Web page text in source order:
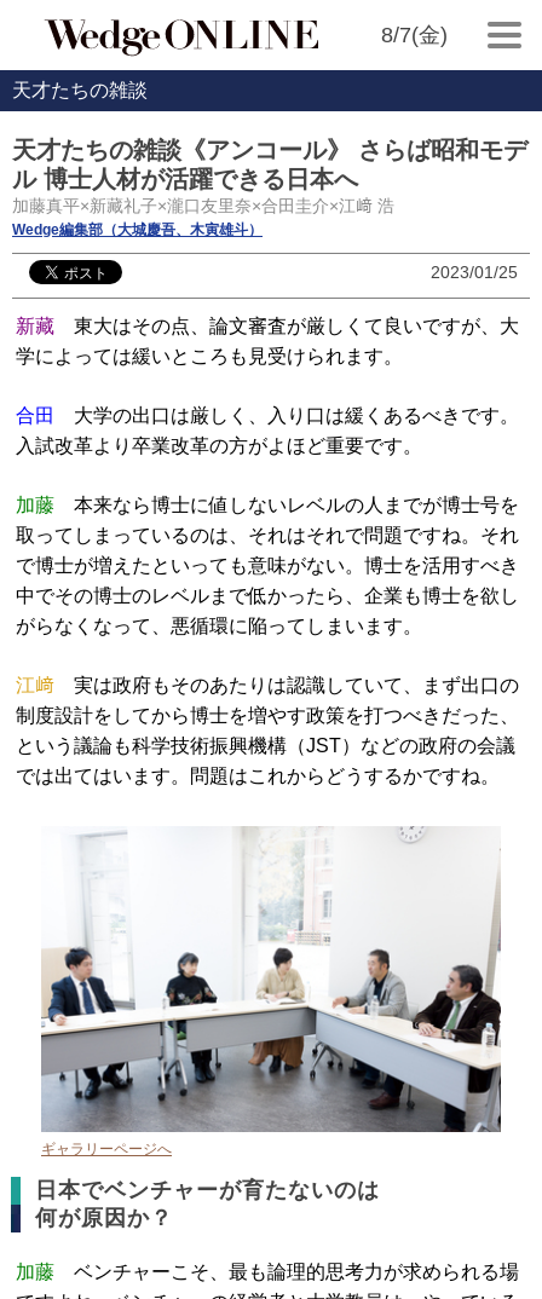
8/7(金)
天才たちの雑談
天才たちの雑談《アンコール》 さらば昭和モデ
ル 博士人材が活躍できる日本へ
加藤真平×新藏礼子×瀧口友里奈×合田圭介×江﨑 浩
Wedge編集部（大城慶吾、木寅雄斗）
2023/01/25
新藏 東大はその点、論文審査が厳しくて良いですが、大
学によっては緩いところも見受けられます。
合田
大学の出口は厳しく、入り口は緩くあるべきです。
入試改革より卒業改革の方がよほど重要です。
加藤 本来なら博士に値しないレベルの人までが博士号を
取ってしまっているのは、それはそれで問題ですね。それ
で博士が増えたといっても意味がない。博士を活用すべき
中でその博士のレベルまで低かったら、企業も博士を欲し
がらなくなって、悪循環に陥ってしまいます。
江﨑 実は政府もそのあたりは認識していて、まず出口の
制度設計をしてから博士を増やす政策を打つべきだった、
という議論も科学技術振興機構（JST）などの政府の会議
では出てはいます。問題はこれからどうするかですね。
ギャラリーページへ
日本でベンチャーが育たないのは
何が原因か？
加藤 ベンチャーこそ、最も論理的思考力が求められる場